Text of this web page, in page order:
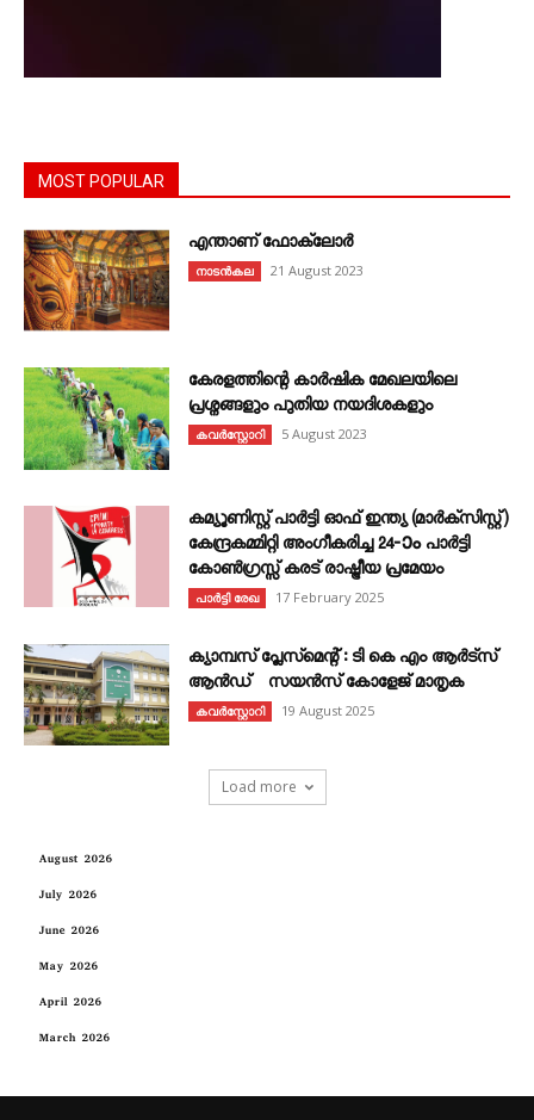
MOST POPULAR
എന്താണ്‌ ഫോക്‌ലോർ
നാടൻകല 21 August 2023
കേരളത്തിന്റെ കാർഷിക മേഖലയിലെ
പ്രശ്നങ്ങളും പുതിയ നയദിശകളും
കവര്‍സ്റ്റോറി 5 August 2023
കമ്യൂണിസ്റ്റ് പാർട്ടി ഓഫ് ഇന്ത്യ (മാർക്സിസ്റ്റ്)
കേന്ദ്രകമ്മിറ്റി അംഗീകരിച്ച 24‐ാം പാർട്ടി
കോൺഗ്രസ്സ് കരട് രാഷ്ട്രീയ പ്രമേയം
പാർട്ടി രേഖ 17 February 2025
ക്യാമ്പസ് പ്ലേസ്മെന്റ് : ടി കെ എം ആർട്സ്
ആൻഡ് സയൻസ് കോളേജ് മാതൃക
കവര്‍സ്റ്റോറി 19 August 2025
Load more
August 2026
July 2026
June 2026
May 2026
April 2026
March 2026